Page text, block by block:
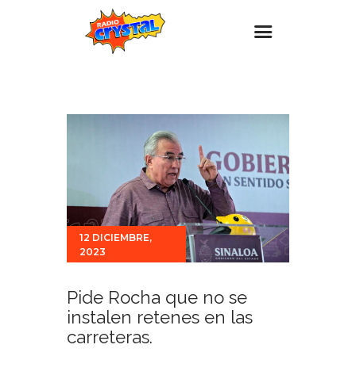
Promociones
Noticias
Para ti
Contacto
12 DICIEMBRE,
2023
Pide Rocha que no se
instalen retenes en las
carreteras.